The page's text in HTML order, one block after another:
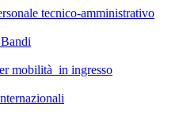
tecnico-amministrativo
mobilità in ingresso